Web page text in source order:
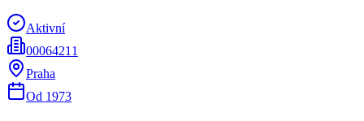
Aktivní
00064211
Praha
Od 1973